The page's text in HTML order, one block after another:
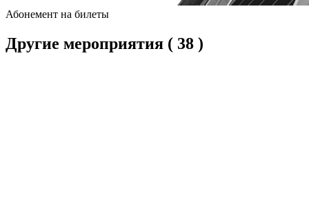
Абонемент на билеты
Другие мероприятия ( 38 )